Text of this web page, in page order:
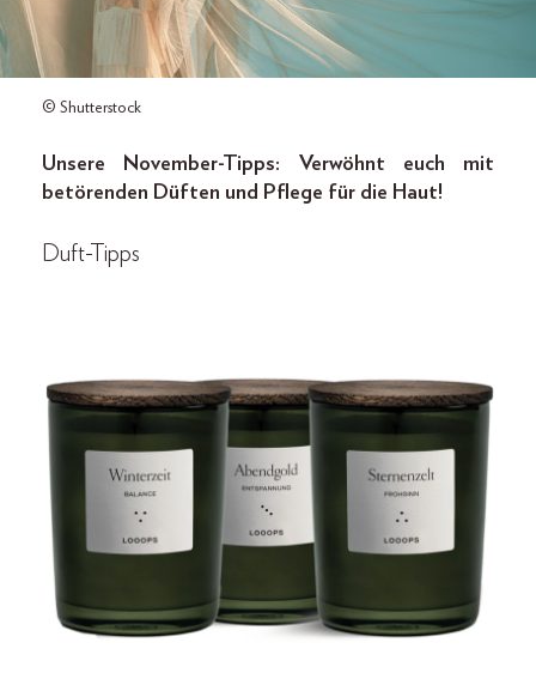
© Shutterstock
Unsere November-Tipps: Verwöhnt euch mit
betörenden Düften und Pflege für die Haut!
Duft-Tipps